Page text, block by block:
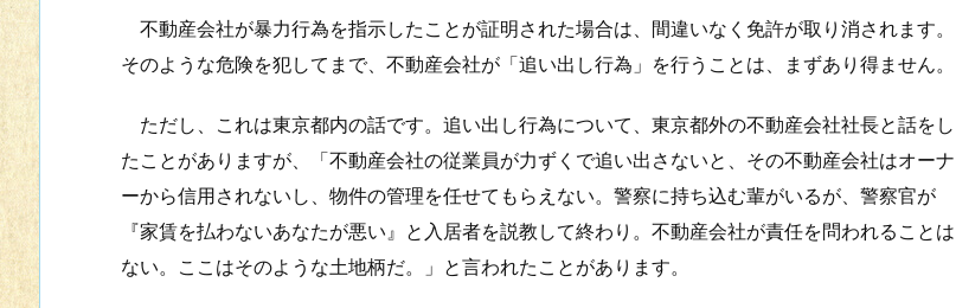
不動産会社が暴力行為を指示したことが証明された場合は、間違いなく免許が取り消されます。
そのような危険を犯してまで、不動産会社が「追い出し行為」を行うことは、まずあり得ません。
ただし、これは東京都内の話です。追い出し行為について、東京都外の不動産会社社長と話をし
たことがありますが、「不動産会社の従業員が力ずくで追い出さないと、その不動産会社はオーナ
ーから信用されないし、物件の管理を任せてもらえない。警察に持ち込む輩がいるが、警察官が
『家賃を払わないあなたが悪い』と入居者を説教して終わり。不動産会社が責任を問われることは
ない。ここはそのような土地柄だ。」と言われたことがあります。